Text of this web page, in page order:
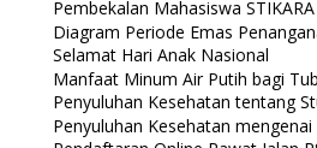
Pembekalan Mahasiswa
Diagram Periode Emas
Selamat Hari Anak Nasional
Manfaat Minum Air Putih bagi
Penyuluhan Kesehatan tentang
Penyuluhan Kesehatan